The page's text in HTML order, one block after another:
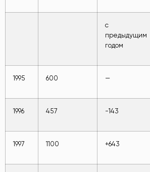
с
предыдущим
годом
1995 600 —
1996 457 -143
1997 1100 +643